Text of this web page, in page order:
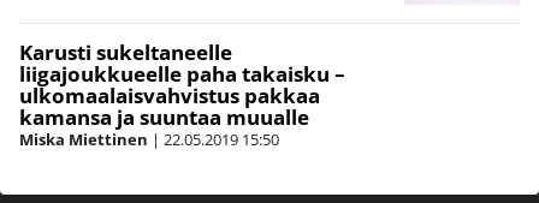
Karusti sukeltaneelle
liigajoukkueelle paha takaisku –
ulkomaalaisvahvistus pakkaa
kamansa ja suuntaa muualle
Miska Miettinen | 22.05.2019 15:50